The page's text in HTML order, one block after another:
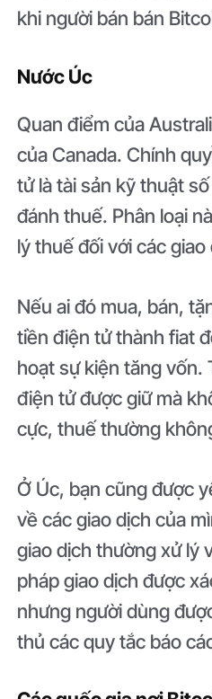
khi người bán bán
Nước Úc
Quan điểm của
của Canada. Chính
tử là tài sản kỹ thuật
đánh thuế. Phân loại
lý thuế đối với các
Nếu ai đó mua, bán,
tiền điện tử thành fiat
hoạt sự kiện tăng vốn.
điện tử được giữ mà
cực, thuế thường
Ở Úc, bạn cũng được
về các giao dịch của
giao dịch thường xử lý
pháp giao dịch được
nhưng người dùng
thủ các quy tắc báo